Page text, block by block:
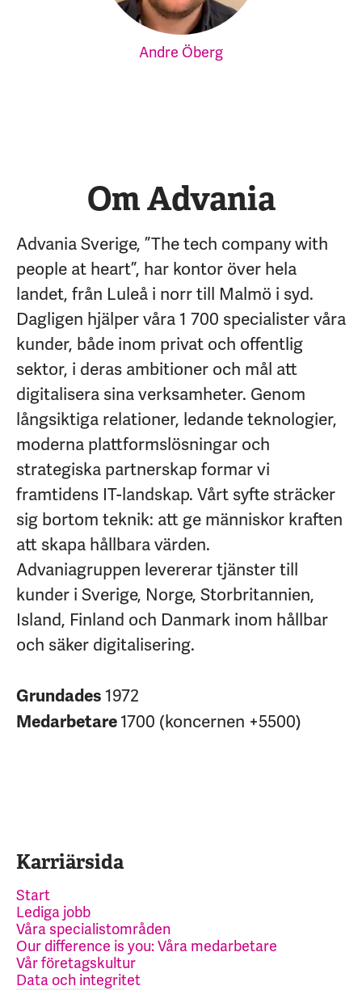
Andre Öberg
Om Advania
Advania Sverige, ”The tech company with
people at heart”, har kontor över hela
landet, från Luleå i norr till Malmö i syd.
Dagligen hjälper våra 1 700 specialister våra
kunder, både inom privat och offentlig
sektor, i deras ambitioner och mål att
digitalisera sina verksamheter. Genom
långsiktiga relationer, ledande teknologier,
moderna plattformslösningar och
strategiska partnerskap formar vi
framtidens IT-landskap. Vårt syfte sträcker
sig bortom teknik: att ge människor kraften
att skapa hållbara värden.
Advaniagruppen levererar tjänster till
kunder i Sverige, Norge, Storbritannien,
Island, Finland och Danmark inom hållbar
och säker digitalisering.
Grundades1972
Medarbetare1700 (koncernen +5500)
Karriärsida
Start
Lediga jobb
Våra specialistområden
Our difference is you: Våra medarbetare
Vår företagskultur
Data och integritet